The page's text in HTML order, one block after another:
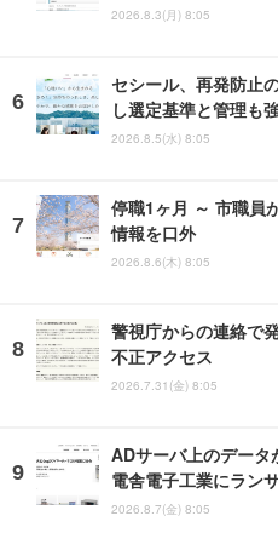
2026.8.3(月) 8:05
セシール、再発防止
し選定基準と管理も
2026.8.5(水) 8:05
停職1ヶ月 ～ 市職員
情報を口外
2026.8.6(木) 8:05
警視庁からの連絡で
不正アクセス
2026.7.31(金) 8:05
ADサーバ上のデー
電舎電子工業にラン
2026.8.7(金) 8:05